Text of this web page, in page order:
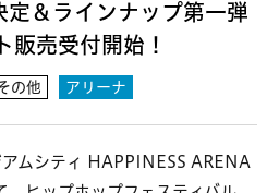
定＆ラインナップ第一弾
販売受付開始！
の他 アリーナ
ムシティ HAPPINESS ARENA